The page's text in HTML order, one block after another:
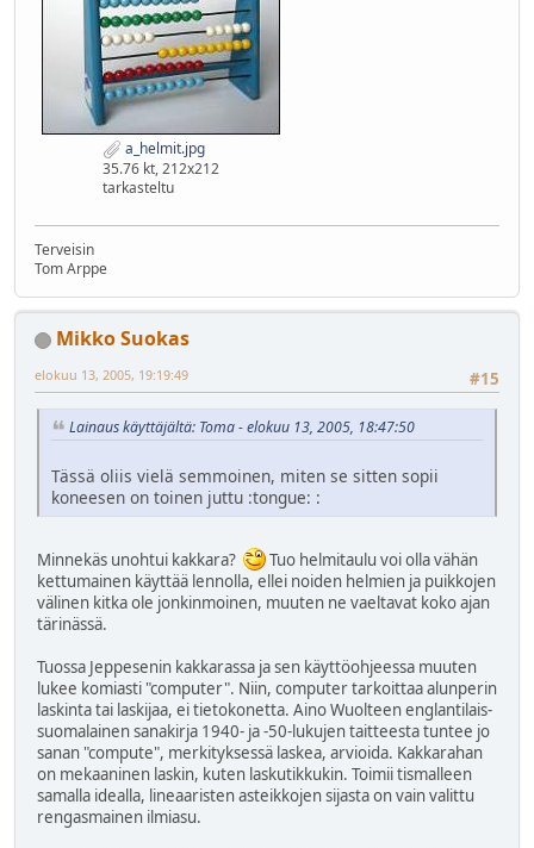
a_helmit.jpg
35.76 kt, 212x212
tarkasteltu
Terveisin
Tom Arppe
Mikko Suokas
#15
elokuu 13, 2005, 19:19:49
Lainaus käyttäjältä: Toma - elokuu 13, 2005, 18:47:50
Tässä oliis vielä semmoinen, miten se sitten sopii
koneesen on toinen juttu :tongue: :
Minnekäs unohtui kakkara?
Tuo helmitaulu voi olla vähän
kettumainen käyttää lennolla, ellei noiden helmien ja puikkojen
välinen kitka ole jonkinmoinen, muuten ne vaeltavat koko ajan
tärinässä.
Tuossa Jeppesenin kakkarassa ja sen käyttöohjeessa muuten
lukee komiasti "computer". Niin, computer tarkoittaa alunperin
laskinta tai laskijaa, ei tietokonetta. Aino Wuolteen englantilais-
suomalainen sanakirja 1940- ja -50-lukujen taitteesta tuntee jo
sanan "compute", merkityksessä laskea, arvioida. Kakkarahan
on mekaaninen laskin, kuten laskutikkukin. Toimii tismalleen
samalla idealla, lineaaristen asteikkojen sijasta on vain valittu
rengasmainen ilmiasu.